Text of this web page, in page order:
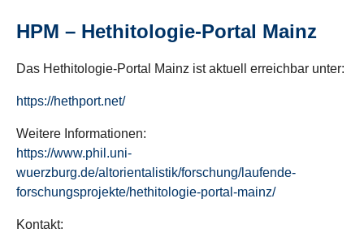
HPM – Hethitologie-Portal Mainz
Das Hethitologie-Portal Mainz ist aktuell erreichbar unter:
https://hethport.net/
Weitere Informationen:
https://www.phil.uni-
wuerzburg.de/altorientalistik/forschung/laufende-
forschungsprojekte/hethitologie-portal-mainz/
Kontakt: